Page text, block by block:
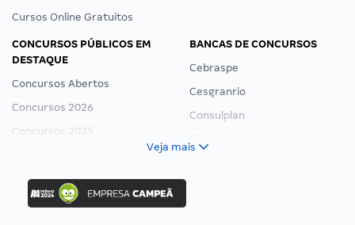
Cursos Online Gratuitos
CONCURSOS PÚBLICOS EM
DESTAQUE
Concursos Abertos
Concursos 2026
Concursos 2025
Concurso Ibama
Concurso MPU
BANCAS DE CONCURSOS
Cebraspe
Cesgranrio
Consulplan
Veja mais